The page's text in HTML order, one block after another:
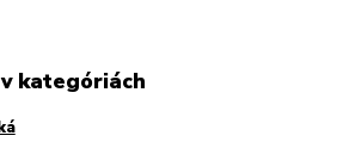
kategóriách